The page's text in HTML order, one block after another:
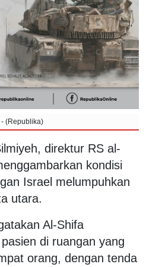
(Republika)
direktur RS al-
kondisi
Israel melumpuhkan
utara.
Al-Shifa
di ruangan yang
orang, dengan tenda